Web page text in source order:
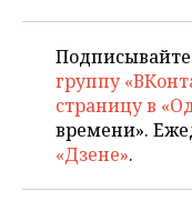
группу
страницу в
времени».
«Дзене».